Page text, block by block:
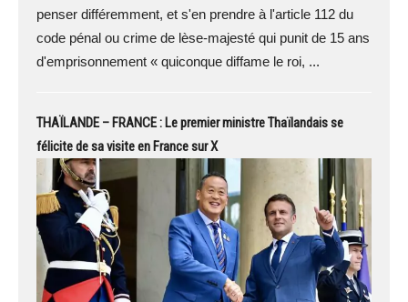
penser différemment, et s'en prendre à l'article 112 du
code pénal ou crime de lèse-majesté qui punit de 15 ans
d'emprisonnement « quiconque diffame le roi, ...
THAÏLANDE – FRANCE : Le premier ministre Thaïlandais se
félicite de sa visite en France sur X